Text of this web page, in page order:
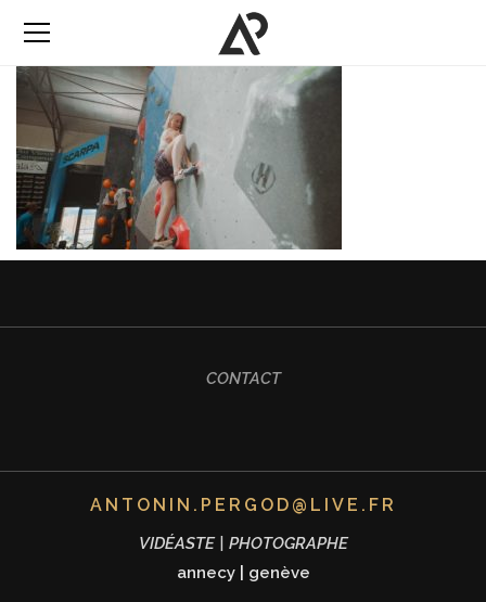
CONTACT
ANTONIN.PERGOD@LIVE.FR
VIDÉASTE | PHOTOGRAPHE
annecy| genève